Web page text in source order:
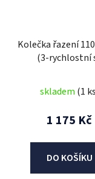
Kolečka řazení
(3-rychlostní
skladem (1
1 175 Kč
DO KOŠÍKU